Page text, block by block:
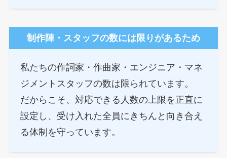
制作陣・スタッフの数には限りがあるため
私たちの作詞家・作曲家・エンジニア・マネ
ジメントスタッフの数は限られています。
だからこそ、対応できる人数の上限を正直に
設定し、受け入れた全員にきちんと向き合え
る体制を守っています。